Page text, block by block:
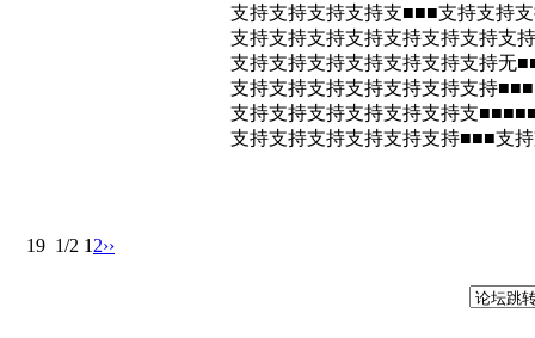
支持支持支持支持支■■■支持支持
支持支持支持支持支持支持支持支
支持支持支持支持支持支持支持
支持支持支持支持支持支持支持
支持支持支持支持支持支持支
支持支持支持支持支持支持■■■支
19 1/2 1 2››